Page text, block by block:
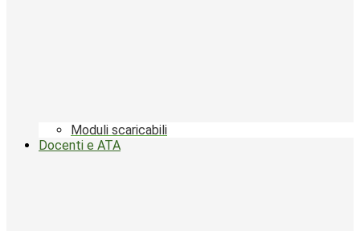
Moduli scaricabili
Docenti e ATA